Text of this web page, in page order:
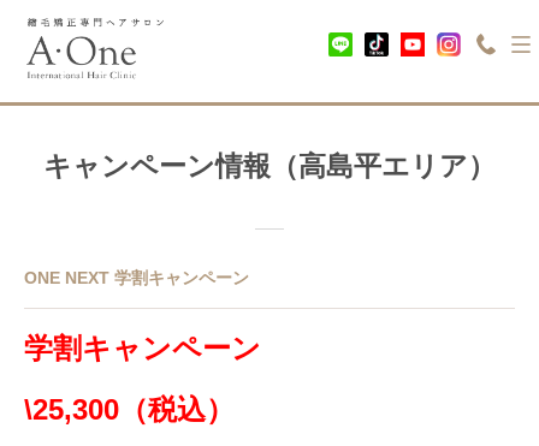
キャンペーン情報（高島平エリア）
ONE NEXT 学割キャンペーン
学割キャンペーン
\25,300（税込）